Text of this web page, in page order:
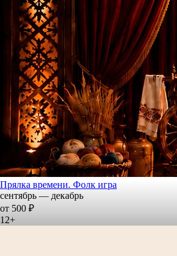
Прялка времени. Фолк игра
сентябрь — декабрь
от 500 ₽
12+